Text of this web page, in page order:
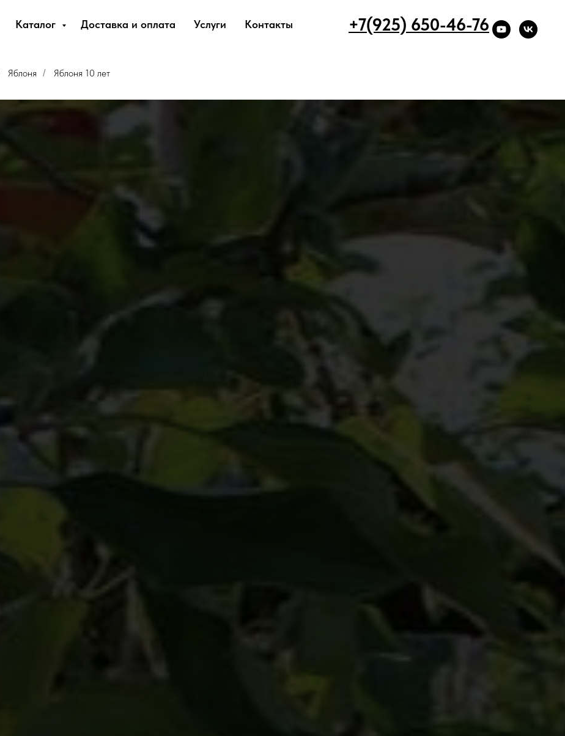
Каталог Доставка и оплата Услуги Контакты +7(925) 650-46-76
Яблоня / Яблоня 10 лет